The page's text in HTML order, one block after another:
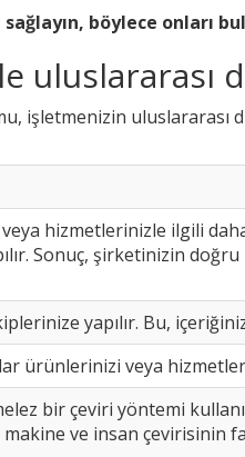
böylece onları
uluslararası
işletmenizin uluslararası
hizmetlerinizle ilgili
Sonuç, şirketinizin
yapılır. Bu,
ürünlerinizi veya
bir çeviri yöntemi
ve insan çevirisinin